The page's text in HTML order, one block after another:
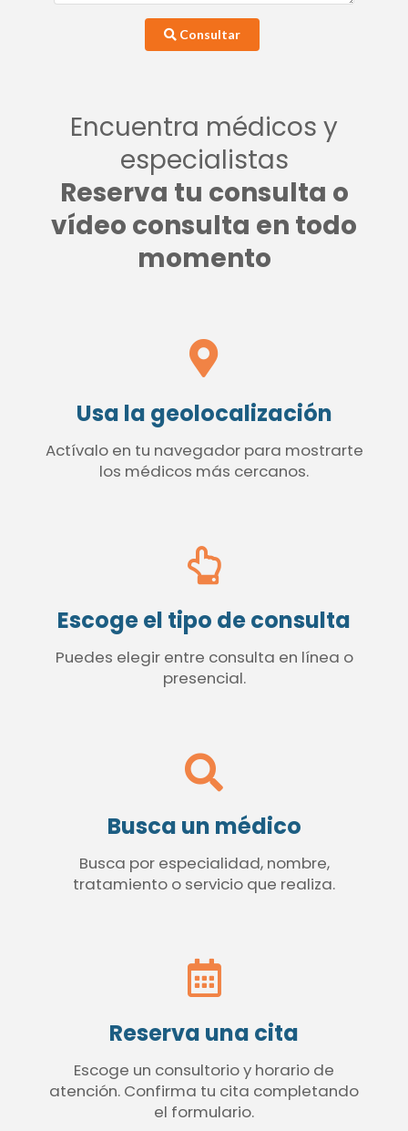
Consultar
Encuentra médicos y
especialistas
Reserva tu consulta o
vídeo consulta en todo
momento
Usa la geolocalización
Actívalo en tu navegador para mostrarte
los médicos más cercanos.
Escoge el tipo de consulta
Puedes elegir entre consulta en línea o
presencial.
Busca un médico
Busca por especialidad, nombre,
tratamiento o servicio que realiza.
Reserva una cita
Escoge un consultorio y horario de
atención. Confirma tu cita completando
el formulario.